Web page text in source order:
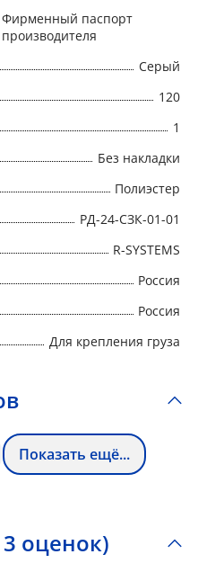
Фирменный паспорт
производителя
Серый
120
1
Без накладки
Полиэстер
РД-24-СЗК-01-01
R-SYSTEMS
Россия
Россия
Для крепления груза
Показать ещё...
оценок)